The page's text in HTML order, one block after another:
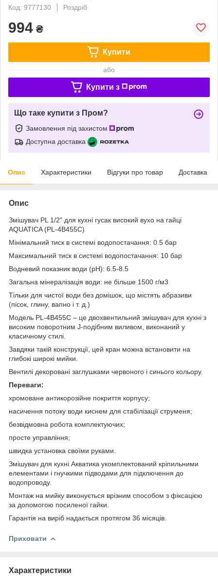
Код: 9777130
Роздріб
994 ₴
Купити
або
Купити з
Що таке купити з Пром?
Замовлення під захистом
Доступна доставка
Опис Характеристики Відгуки про товар Доставка
Опис
Змішувач PL 1/2" для кухні гусак високий вухо на гайці
AQUATICA (PL-4B455C)
Мінімальний тиск в системі водопостачання: 0.5 бар
Максимальний тиск в системі водопостачання: 10 бар
Водневий показник води (pH): 6.5-8.5
Загальна мінералізація води: не більше 1500 г/м3
Тільки для чистої води без домішок, що містять абразиви
(пісок, глину, вапно і т. д.)
Модель PL-4B455C – це двохвентильний змішувач для кухні з
високим поворотним J-подібним виливом, виконаний у
класичному стилі.
Завдяки такій конструкції, цей кран можна встановити на
глибокі широкі мийки.
Вентилі декоровані заглушками червоного і синього кольору.
Переваги:
хромоване антикорозійне покриття корпусу;
насичення потоку води киснем для стабілізації струменя;
безвідмовна робота комплектуючих;
просте управління;
швидка установка своїми руками.
Змішувач для кухні Акватика укомплектований кріпильними
елементами і гнучкими підводами для підключення до
водопроводу.
Монтаж на мийку виконується врізним способом з фіксацією
за допомогою посиленої гайки.
Гарантія на виріб надається протягом 36 місяців.
Приховати
Характеристики